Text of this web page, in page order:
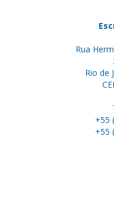
Rua
Rio de
+55
+55